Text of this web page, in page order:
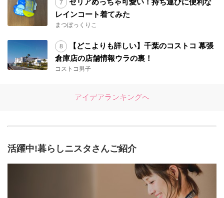
セリアめっちゃ可愛い！持ち運びに便利な
レインコート着てみた
まつぼっくりこ
【どこよりも詳しい】千葉のコストコ 幕張
倉庫店の店舗情報ウラの裏！
コストコ男子
アイデアランキングへ
活躍中!暮らしニスタさんご紹介